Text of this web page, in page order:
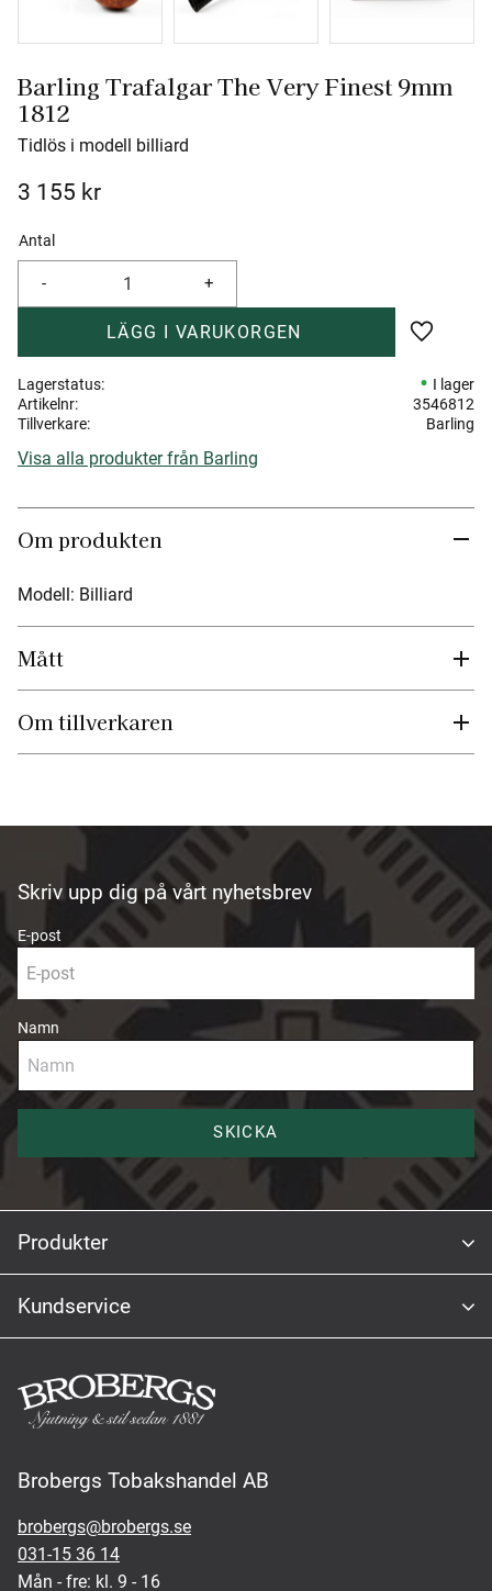
Barling Trafalgar The Very Finest 9mm
1812
Tidlös i modell billiard
3 155 kr
Antal
+
-
Lägg till
Lagerstatus
I lager
Artikelnr
3546812
Tillverkare
Barling
Visa alla produkter från Barling
Om produkten
Modell: Billiard
Mått
Om tillverkaren
Skriv upp dig på vårt nyhetsbrev
E-post
Namn
SKICKA
Produkter
Kundservice
Brobergs Tobakshandel AB
brobergs@brobergs.se
031-15 36 14
Mån - fre: kl. 9 - 16